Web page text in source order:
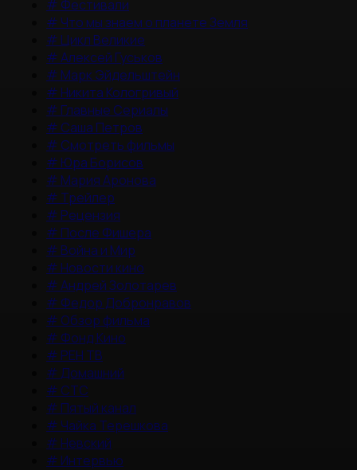
# Фестивали
# Что мы знаем о планете Земля
# Цикл Великие
#Алексей Гуськов
# Марк Эйдельштейн
# Никита Кологривый
# Главные Сериалы
# Саша Петров
# Смотреть фильмы
# Юра Борисов
# Мария Аронова
# Трейлер
# Рецензия
# После Фишера
# Война и Мир
# Новости кино
#Андрей Золотарев
# Федор Добронравов
# Обзор фильма
# Фонд Кино
# РЕН ТВ
# Домашний
# СТС
# Пятый канал
# Чайка Терешкова
# Невский
# Интервью